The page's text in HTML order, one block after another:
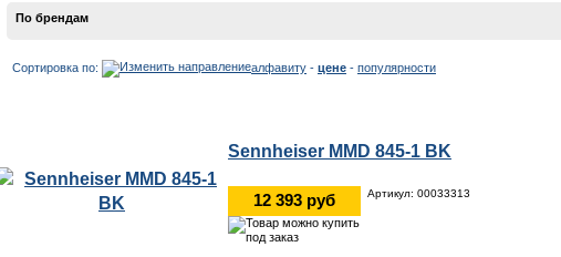
По брендам
Сортировка по: алфавиту - цене - популярности
Sennheiser MMD 845-1 BK
12 393 руб Артикул: 00033313